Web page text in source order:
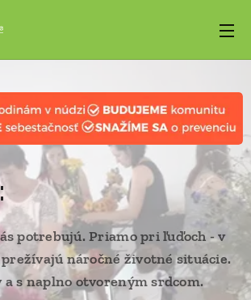
potrebujú. Priamo pri ľuďoch - v
náročné životné situácie.
a s naplno otvoreným srdcom.